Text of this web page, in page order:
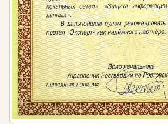
наличию в штате соискателя
(лицензиата) работников,
связана с источниками
излучения
образование или среднее
образование и
профессиональное
повышения квалификации в
72 часов по радиационной
соответствующие
заявленных работ (услуг).